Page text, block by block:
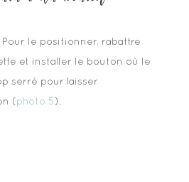
le positionner, rabattre
et installer le bouton où le
serré pour laisser
( photo 5 ).